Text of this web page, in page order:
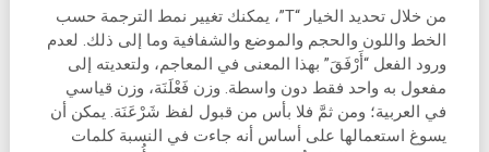
من خلال تحديد الخيار “T”، يمكنك تغيير نمط الترجمة حسب
الخط واللون والحجم والموضع والشفافية وما إلى ذلك. لعدم
ورود الفعل “أَرْفَقَ” بهذا المعنى في المعاجم، ولتعديته إلى
مفعول به واحد فقط دون واسطة. وزن فَعْلَنَة، وزن قياسي
في العربية؛ ومن ثمَّ فلا بأس من قبول لفظ شَرْعَنَة. يمكن أن
يسوغ استعمالها على أساس أنه جاءت في النسبة كلمات